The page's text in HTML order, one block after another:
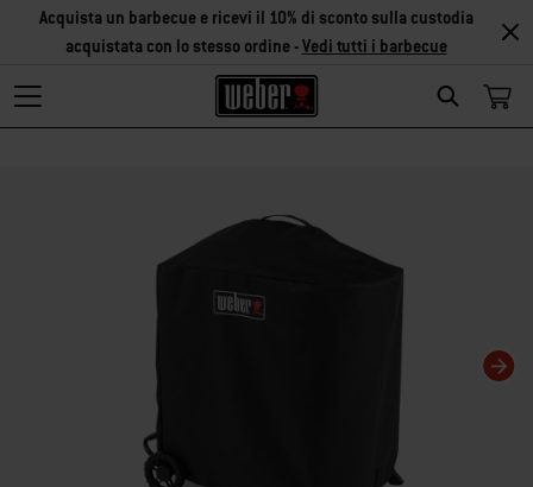
Search
Acquista un barbecue e ricevi il 10% di sconto sulla custodia
acquistata con lo stesso ordine -Vedi tutti i barbecue